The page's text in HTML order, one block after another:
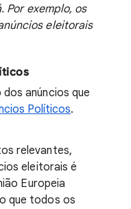
Por exemplo, os
eleitorais
anúncios que
Políticos.
relevantes,
eleitorais é
Europeia
que todos os